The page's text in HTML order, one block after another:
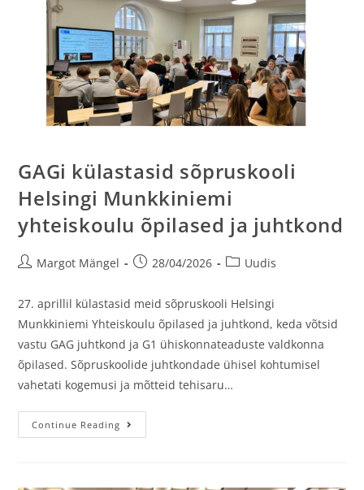
GAGi külastasid sõpruskooli
Helsingi Munkkiniemi
yhteiskoulu õpilased ja juhtkond
Margot Mängel 28/04/2026 Uudis
27. aprillil külastasid meid sõpruskooli Helsingi
Munkkiniemi Yhteiskoulu õpilased ja juhtkond, keda võtsid
vastu GAG juhtkond ja G1 ühiskonnateaduste valdkonna
õpilased. Sõpruskoolide juhtkondade ühisel kohtumisel
vahetati kogemusi ja mõtteid tehisaru…
Continue Reading